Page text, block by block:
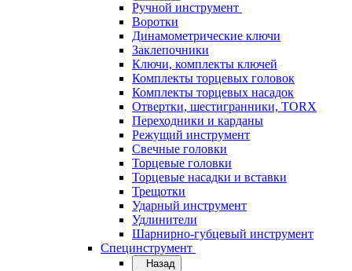
Ручной инструмент
Воротки
Динамометрические ключи
Заклепочники
Ключи, комплекты ключей
Комплекты торцевых головок
Комплекты торцевых насадок
Отвертки, шестигранники, TORX
Переходники и карданы
Режущий инструмент
Свечные головки
Торцевые головки
Торцевые насадки и вставки
Трещотки
Ударный инструмент
Удлинители
Шарнирно-губцевый инструмент
Специнструмент
Назад